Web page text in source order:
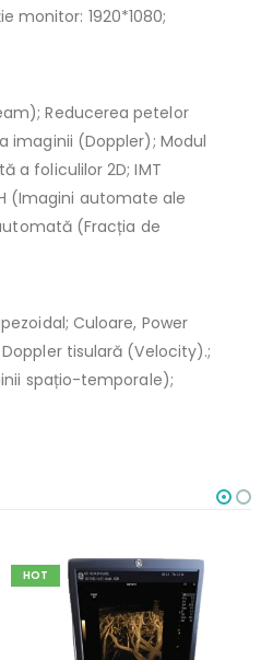
monitor: 1920*1080;
Reducerea petelor
imaginii (Doppler); Modul
a foliculilor 2D; IMT
(Imagini automate ale
(Fracția de
Culoare, Power
Doppler tisulară (Velocity).;
spațio-temporale);
HOT